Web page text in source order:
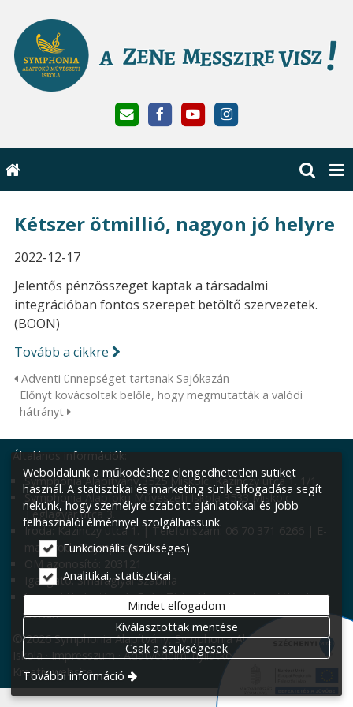
Kétszer ötmillió, nagyon jó helyre
2022-12-17
Jelentős pénzösszeget kaptak a társadalmi
integrációban fontos szerepet betöltő szervezetek.
(BOON)
Tovább a cikkre
Adventi ünnepséget tartanak Sajókazán
Előnyt kovácsoltak belőle, hogy megmutatták a valódi
hátrányt
Általános információk:
Symphonia Alapítvány 3525 Miskolc, Kazinczy utca 1. 1/1
Symphonia Alapfokú Művészeti Iskola 3533 Miskolc,
Téglagyár utca 3.
Iroda: Kazinczy utca 1. | Telefonszám: 06 70 371 6266 | E-
mail: iroda@symphonia.hu
OM azonosító: 203121
Igazgató: Smaraglyai Szabina
Igazgatóhelyettesek: Erdei Tícia, Nagy Krisztina, Váradi
Zoltán
© 2026 Symphonia Alapítvány, Symphonia Alapfokú Művészeti
Iskola Impresszum Adatvédelmi nyilatkozat Süti beállítások
Kreatív website
Weboldalunk a működéshez elengedhetetlen sütiket
használ. A statisztikai és marketing sütik elfogadása segít
nekünk, hogy személyre szabott ajánlatokkal és jobb
felhasználói élménnyel szolgálhassunk.
Funkcionális (szükséges)
Analitikai, statisztikai
Mindet elfogadom
Kiválasztottak mentése
Csak a szükségesek
További információ